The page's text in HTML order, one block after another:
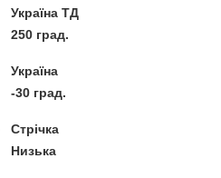
Україна ТД
250 град.
Україна
-30 град.
Стрічка
Низька